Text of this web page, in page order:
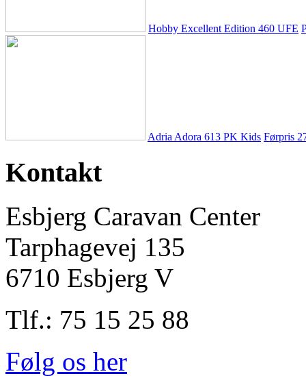
Hobby Excellent Edition 460 UFE
Adria Adora 613 PK Kids Førpris
Kontakt
Esbjerg Caravan Center
Tarphagevej 135
6710 Esbjerg V
Tlf.: 75 15 25 88
Følg os her